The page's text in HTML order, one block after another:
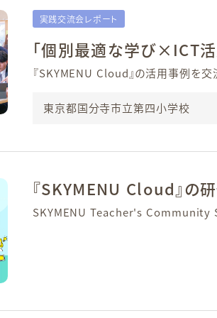
実践交流会レポート
「個別最適な学び×ICT活
『SKYMENU Cloud』の活用事例を
東京都国分寺市立第四小学校
『SKYMENU Cloud』の
SKYMENU Teacher's Community